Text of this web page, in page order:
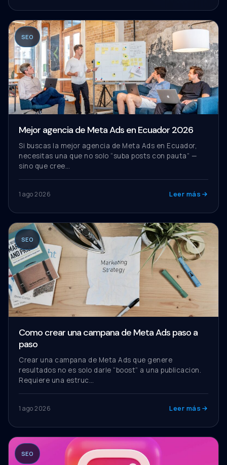
SEO
Mejor agencia de Meta Ads en Ecuador 2026
Si buscas la mejor agencia de Meta Ads en Ecuador,
necesitas una que no solo “suba posts con pauta” —
sino que cree…
1 ago 2026 Leer más
SEO
Como crear una campana de Meta Ads paso a
paso
Crear una campana de Meta Ads que genere
resultados no es solo darle “boost” a una publicacion.
Requiere una estruc…
1 ago 2026 Leer más
SEO